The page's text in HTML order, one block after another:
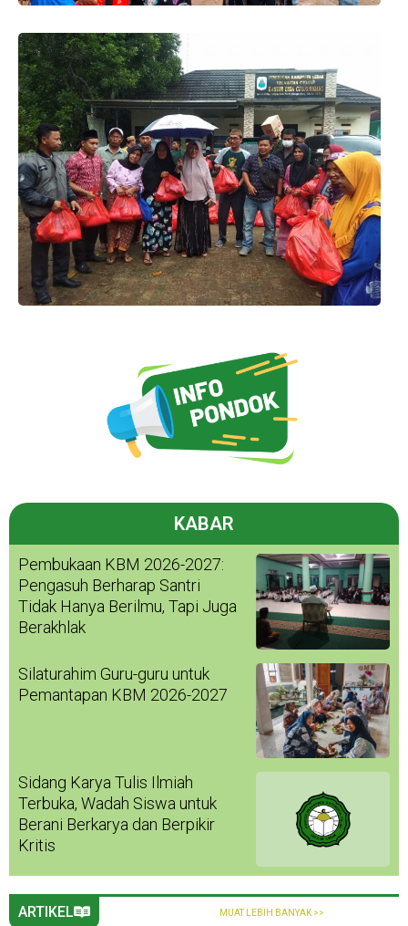
KABAR
Pembukaan KBM 2026-2027:
Pengasuh Berharap Santri
Tidak Hanya Berilmu, Tapi Juga
Berakhlak
Silaturahim Guru-guru untuk
Pemantapan KBM 2026-2027
Sidang Karya Tulis Ilmiah
Terbuka, Wadah Siswa untuk
Berani Berkarya dan Berpikir
Kritis
ARTIKEL MUAT LEBIH BANYAK >>